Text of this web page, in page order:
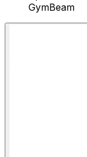
GymBeam